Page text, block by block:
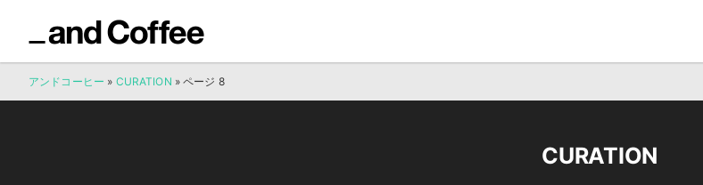
アンドコーヒー » CURATION »ページ 8
CURATION